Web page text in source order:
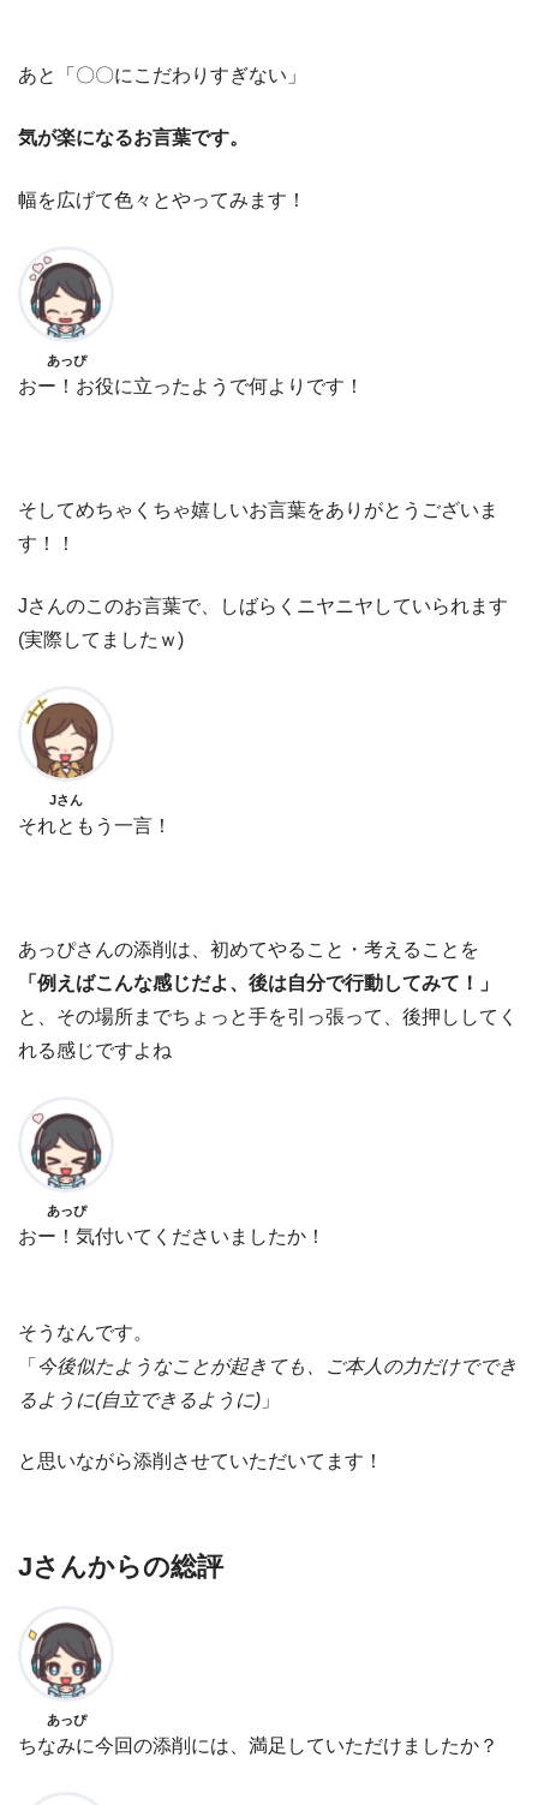
あと「〇〇にこだわりすぎない」
気が楽になるお言葉です。
幅を広げて色々とやってみます！
あっぴ
おー！お役に立ったようで何よりです！
そしてめちゃくちゃ嬉しいお言葉をありがとうございま
す！！
Jさんのこのお言葉で、しばらくニヤニヤしていられます
(実際してましたｗ)
Jさん
それともう一言！
あっぴさんの添削は、初めてやること・考えることを
「例えばこんな感じだよ、後は自分で行動してみて！」
と、その場所までちょっと手を引っ張って、後押ししてく
れる感じですよね
あっぴ
おー！気付いてくださいましたか！
そうなんです。
「 今後似たようなことが起きても、ご本人の力だけででき
るように(自立できるように) 」
と思いながら添削させていただいてます！
Jさんからの総評
あっぴ
ちなみに今回の添削には、満足していただけましたか？